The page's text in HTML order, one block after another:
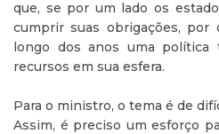
que, se por um lado os
cumprir suas obrigações, por
longo dos anos uma política
recursos em sua esfera.
Para o ministro, o tema é de
Assim, é preciso um esforço